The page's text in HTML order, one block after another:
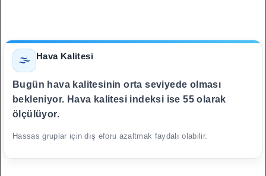
🌫️ Hava Kalitesi
Bugün hava kalitesinin orta seviyede olması
bekleniyor. Hava kalitesi indeksi ise 55 olarak
ölçülüyor.
Hassas gruplar için dış eforu azaltmak faydalı olabilir.